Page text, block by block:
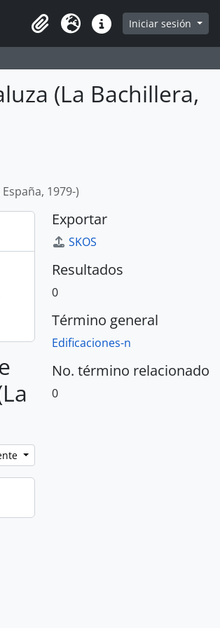
Portapapeles
Idioma Enlaces rápidos
Iniciar sesión
(La Bachillera,
1979-)
Exportar
SKOS
Resultados
0
Término general
Edificaciones-n
No. término relacionado
0